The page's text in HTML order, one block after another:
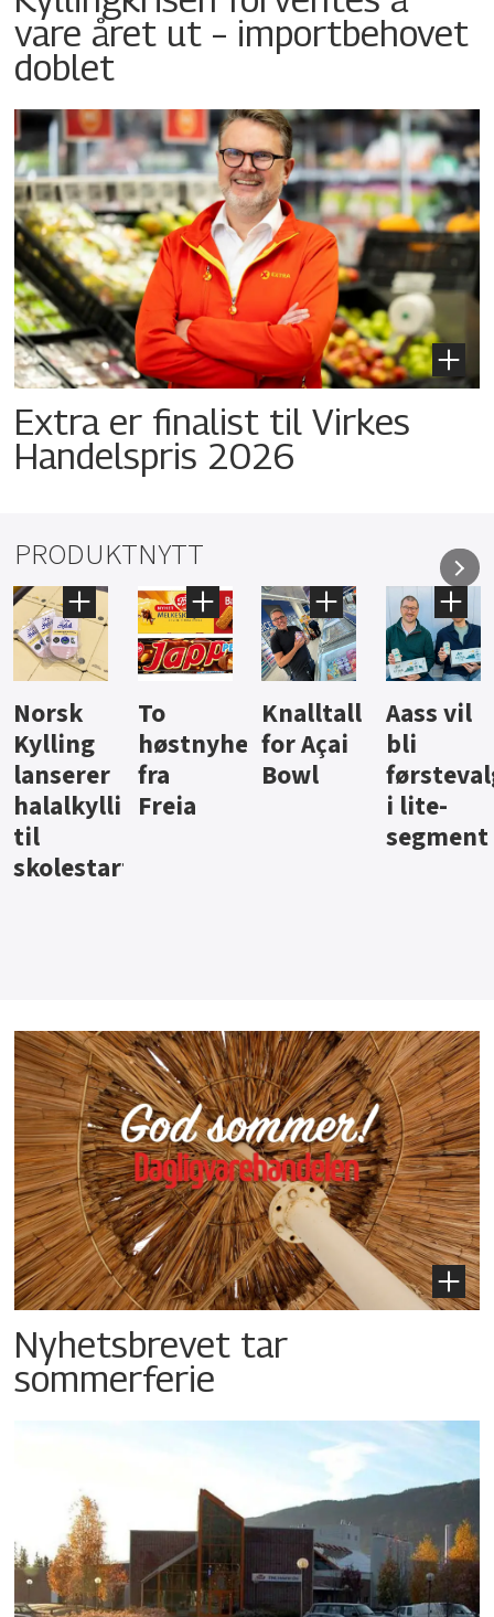
vare året ut – importbehovet
doblet
Extra er finalist til Virkes
Handelspris 2026
PRODUKTNYTT
Knalltall
for Açai
Bowl
Aass vil
bli
førstevalg
i lite-
Brus og
jus fra
Berentsen
Hard
iste fra
Hansa
Nyhetsbrevet tar
sommerferie